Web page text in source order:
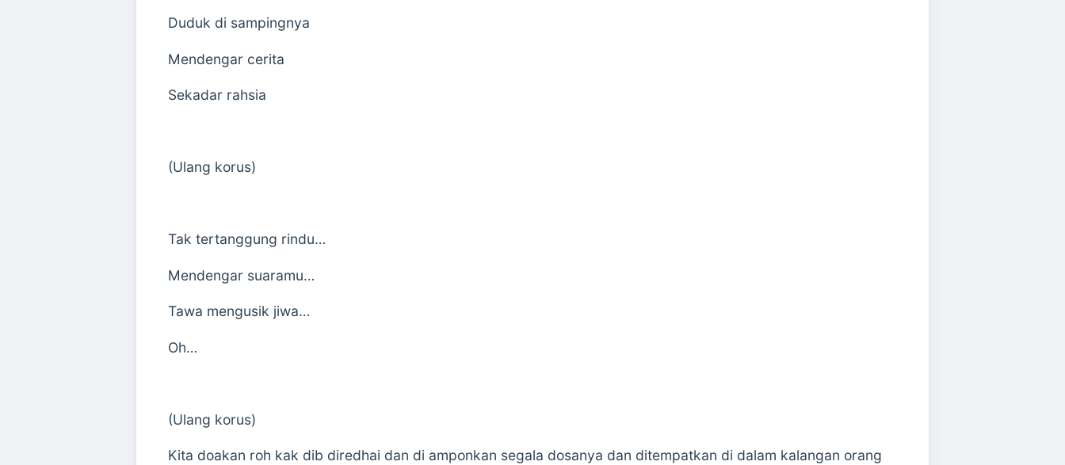
Duduk di sampingnya
Mendengar cerita
Sekadar rahsia
(Ulang korus)
Tak tertanggung rindu…
Mendengar suaramu…
Tawa mengusik jiwa…
Oh…
(Ulang korus)
Kita doakan roh kak dib diredhai dan di amponkan segala dosanya dan ditempatkan di dalam kalangan orang